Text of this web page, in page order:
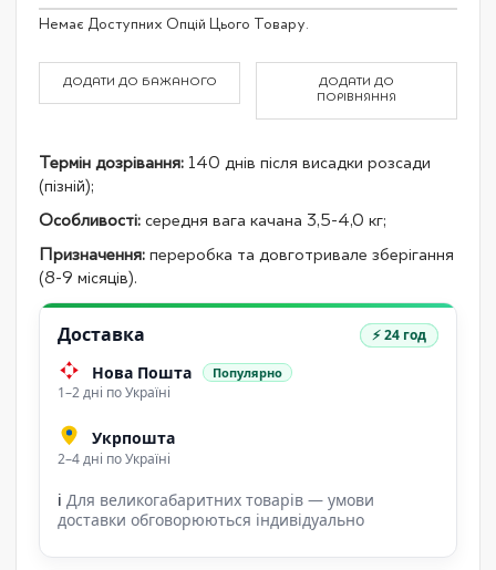
Grouped
product
Немає Доступних Опцій Цього Товару.
ДОДАТИ ДО БАЖАНОГО
ДОДАТИ ДО
ПОРІВНЯННЯ
Термін дозрівання: 140 днів після висадки розсади
(пізній);
Особливості: середня вага качана 3,5-4,0 кг;
Призначення: переробка та довготривале зберігання
(8-9 місяців).
Доставка ⚡ 24 год
Нова Пошта Популярно
1–2 дні по Україні
Укрпошта
2–4 дні по Україні
ℹ Для великогабаритних товарів — умови
доставки обговорюються індивідуально